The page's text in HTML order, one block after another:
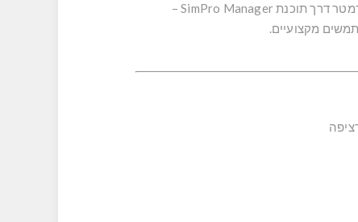
מקצועיים.